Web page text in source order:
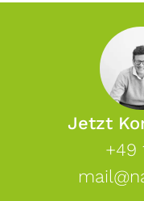
Jetzt
+49